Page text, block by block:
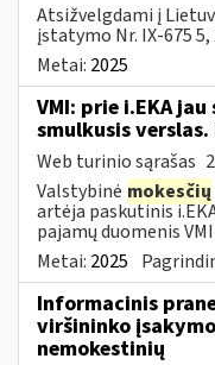
Atsižvelgdami į
įstatymo Nr. IX-675 5,
Metai: 2025
VMI: prie i.EKA
smulkusis
Web turinio sąrašas
Valstybinė mokesčių
artėja paskutinis
pajamų duomenis
Metai: 2025
Informacinis
viršininko
nemokestinių